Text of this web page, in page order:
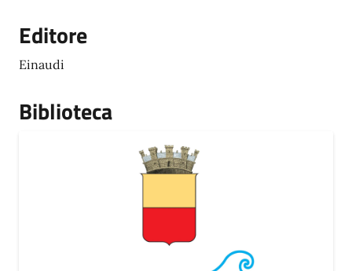
Editore
Einaudi
Biblioteca